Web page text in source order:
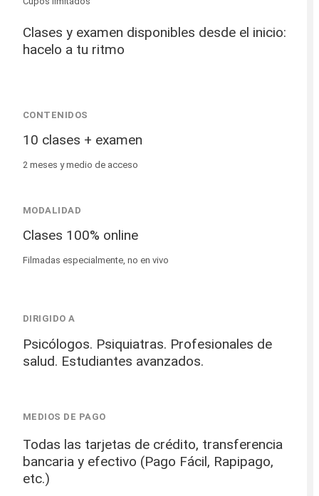
Clases y examen disponibles desde el inicio:
hacelo a tu ritmo
CONTENIDOS
10 clases + examen
2 meses y medio de acceso
MODALIDAD
Clases 100% online
Filmadas especialmente, no en vivo
DIRIGIDO A
Psicólogos. Psiquiatras. Profesionales de
salud. Estudiantes avanzados.
MEDIOS DE PAGO
Todas las tarjetas de crédito, transferencia
bancaria y efectivo (Pago Fácil, Rapipago,
etc.)